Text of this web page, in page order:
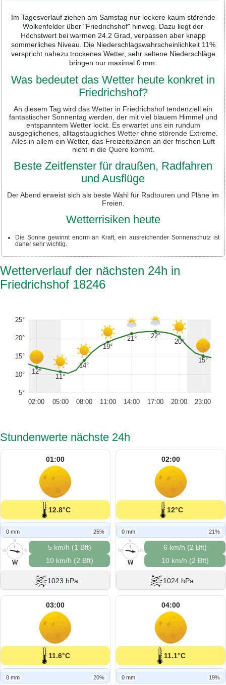
Im Tagesverlauf ziehen am Samstag nur lockere kaum störende
Wolkenfelder über "Friedrichshof" hinweg. Dazu liegt der
Höchstwert bei warmen 24.2 Grad, verpassen aber knapp
sommerliches Niveau. Die Niederschlagswahrscheinlichkeit 11%
verspricht nahezu trockenes Wetter, sehr seltene Niederschläge
bringen nur maximal 0 mm.
Was bedeutet das Wetter heute konkret in
Friedrichshof?
An diesem Tag wird das Wetter in Friedrichshof tendenziell ein
fantastischer Sonnentag werden, der mit viel blauem Himmel und
entspanntem Wetter lockt. Es erwartet uns ein rundum
ausgeglichenes, alltagstaugliches Wetter ohne störende Extreme.
Alles in allem ein Wetter, das Freizeitplänen an der frischen Luft
nicht in die Quere kommt.
Beste Zeitfenster für draußen, Radfahren
und Ausflüge
Der Abend erweist sich als beste Wahl für Radtouren und Pläne im
Freien.
Wetterrisiken heute
Die Sonne gewinnt enorm an Kraft, ein ausreichender Sonnenschutz ist
daher sehr wichtig.
Wetterverlauf der nächsten 24h in
Friedrichshof 18246
5°
10°
15°
20°
25°
12°
11°
14°
19°
21° 22°
20°
15°
02:00 05:00 08:00 11:00 14:00 17:00 20:00 23:00
Stundenwerte nächste 24h
01:00
12.8°C
0 mm 25%
N
O
S
W
W
5 km/h (1 Bft)
10 km/h (2 Bft)
1023 hPa
02:00
12°C
0 mm 21%
N
O
S
W
W
6 km/h (2 Bft)
10 km/h (2 Bft)
1024 hPa
03:00
11.6°C
0 mm 20%
04:00
11.1°C
0 mm 19%